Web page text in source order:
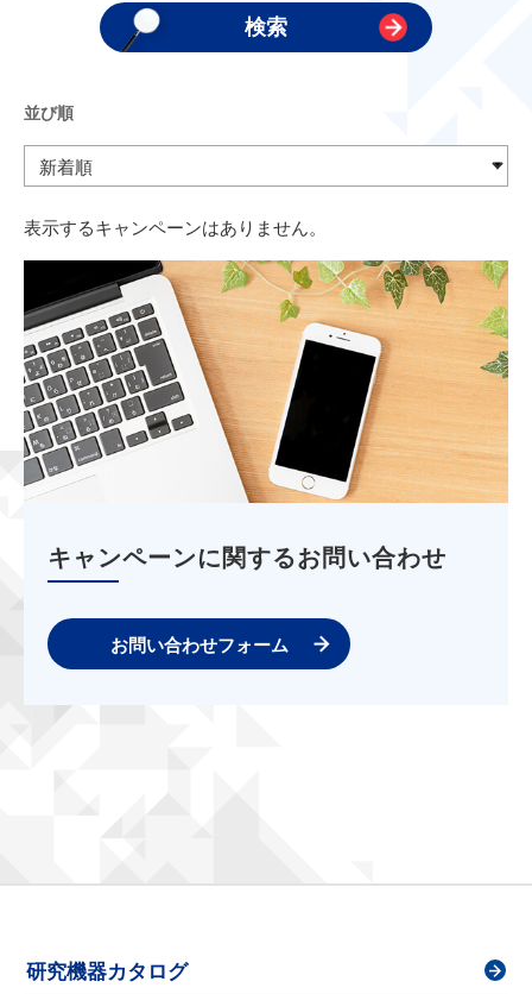
並び順
表示するキャンペーンはありません。
キャンペーンに関するお問い合わせ
お問い合わせフォーム
研究機器カタログ